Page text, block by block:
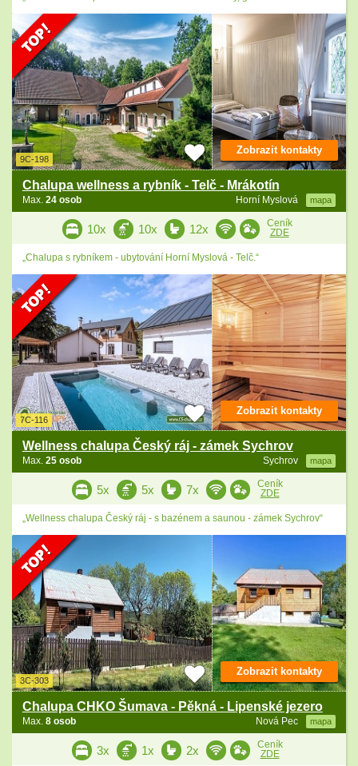
9C-198
Chalupa wellness a rybník - Telč - Mrákotín
Horní Myslová mapa
Max. 24 osob
Zobrazit kontakty
10x 10x 12x
Ceník
ZDE
„Chalupa s rybníkem - ubytování Horní Myslová - Telč.“
7C-116
Wellness chalupa Český ráj - zámek Sychrov
Sychrov mapa
Max. 25 osob
Zobrazit kontakty
5x 5x 7x
Ceník
ZDE
„Wellness chalupa Český ráj - s bazénem a saunou - zámek Sychrov“
3C-303
Chalupa CHKO Šumava - Pěkná - Lipenské jezero
Nová Pec mapa
Max. 8 osob
Zobrazit kontakty
3x 1x 2x
Ceník
ZDE